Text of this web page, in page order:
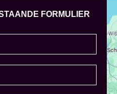
FORMULIER